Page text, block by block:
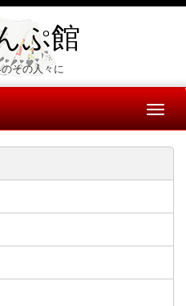
ぷ館
その人々に